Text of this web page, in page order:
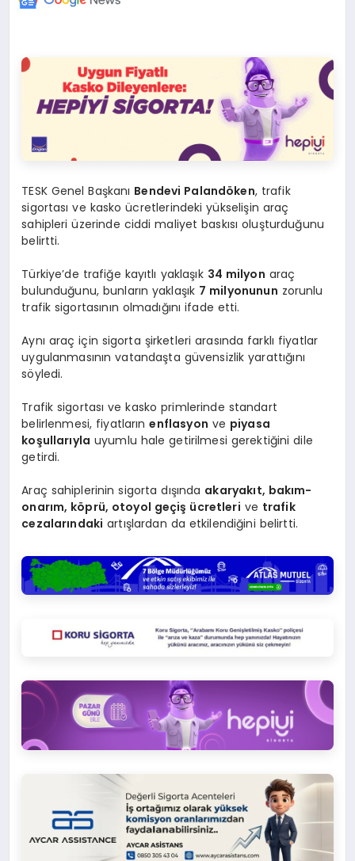
TESK Genel Başkanı Bendevi Palandöken, trafik
sigortası ve kasko ücretlerindeki yükselişin araç
sahipleri üzerinde ciddi maliyet baskısı oluşturduğunu
belirtti.
Türkiye’de trafiğe kayıtlı yaklaşık 34 milyon araç
bulunduğunu, bunların yaklaşık 7 milyonunun zorunlu
trafik sigortasının olmadığını ifade etti.
Aynı araç için sigorta şirketleri arasında farklı fiyatlar
uygulanmasının vatandaşta güvensizlik yarattığını
söyledi.
Trafik sigortası ve kasko primlerinde standart
belirlenmesi, fiyatlarınenflasyon ve piyasa
koşullarıyla uyumlu hale getirilmesi gerektiğini dile
getirdi.
Araç sahiplerinin sigorta dışında akaryakıt, bakım-
onarım, köprü, otoyol geçiş ücretleri ve trafik
cezalarındaki artışlardan da etkilendiğini belirtti.